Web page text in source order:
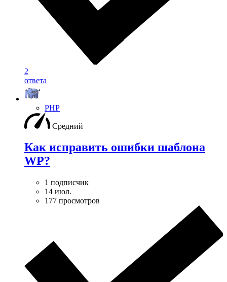
2
ответа
PHP
Средний
Как исправить ошибки шаблона
WP?
1 подписчик
14 июл.
177 просмотров